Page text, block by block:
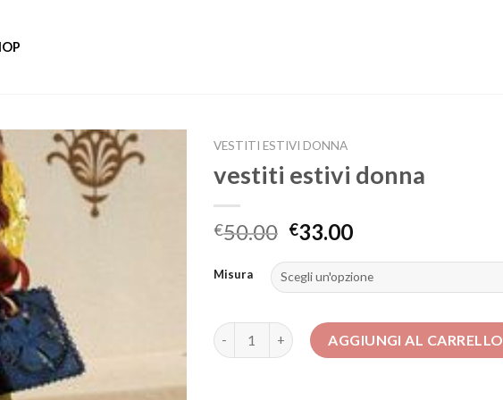
VESTITI ESTIVI DONNA
vestiti estivi donna
€50.00 €33.00
Misura
vestiti estivi donna quantitàAGGIUNGI AL CARRELLO